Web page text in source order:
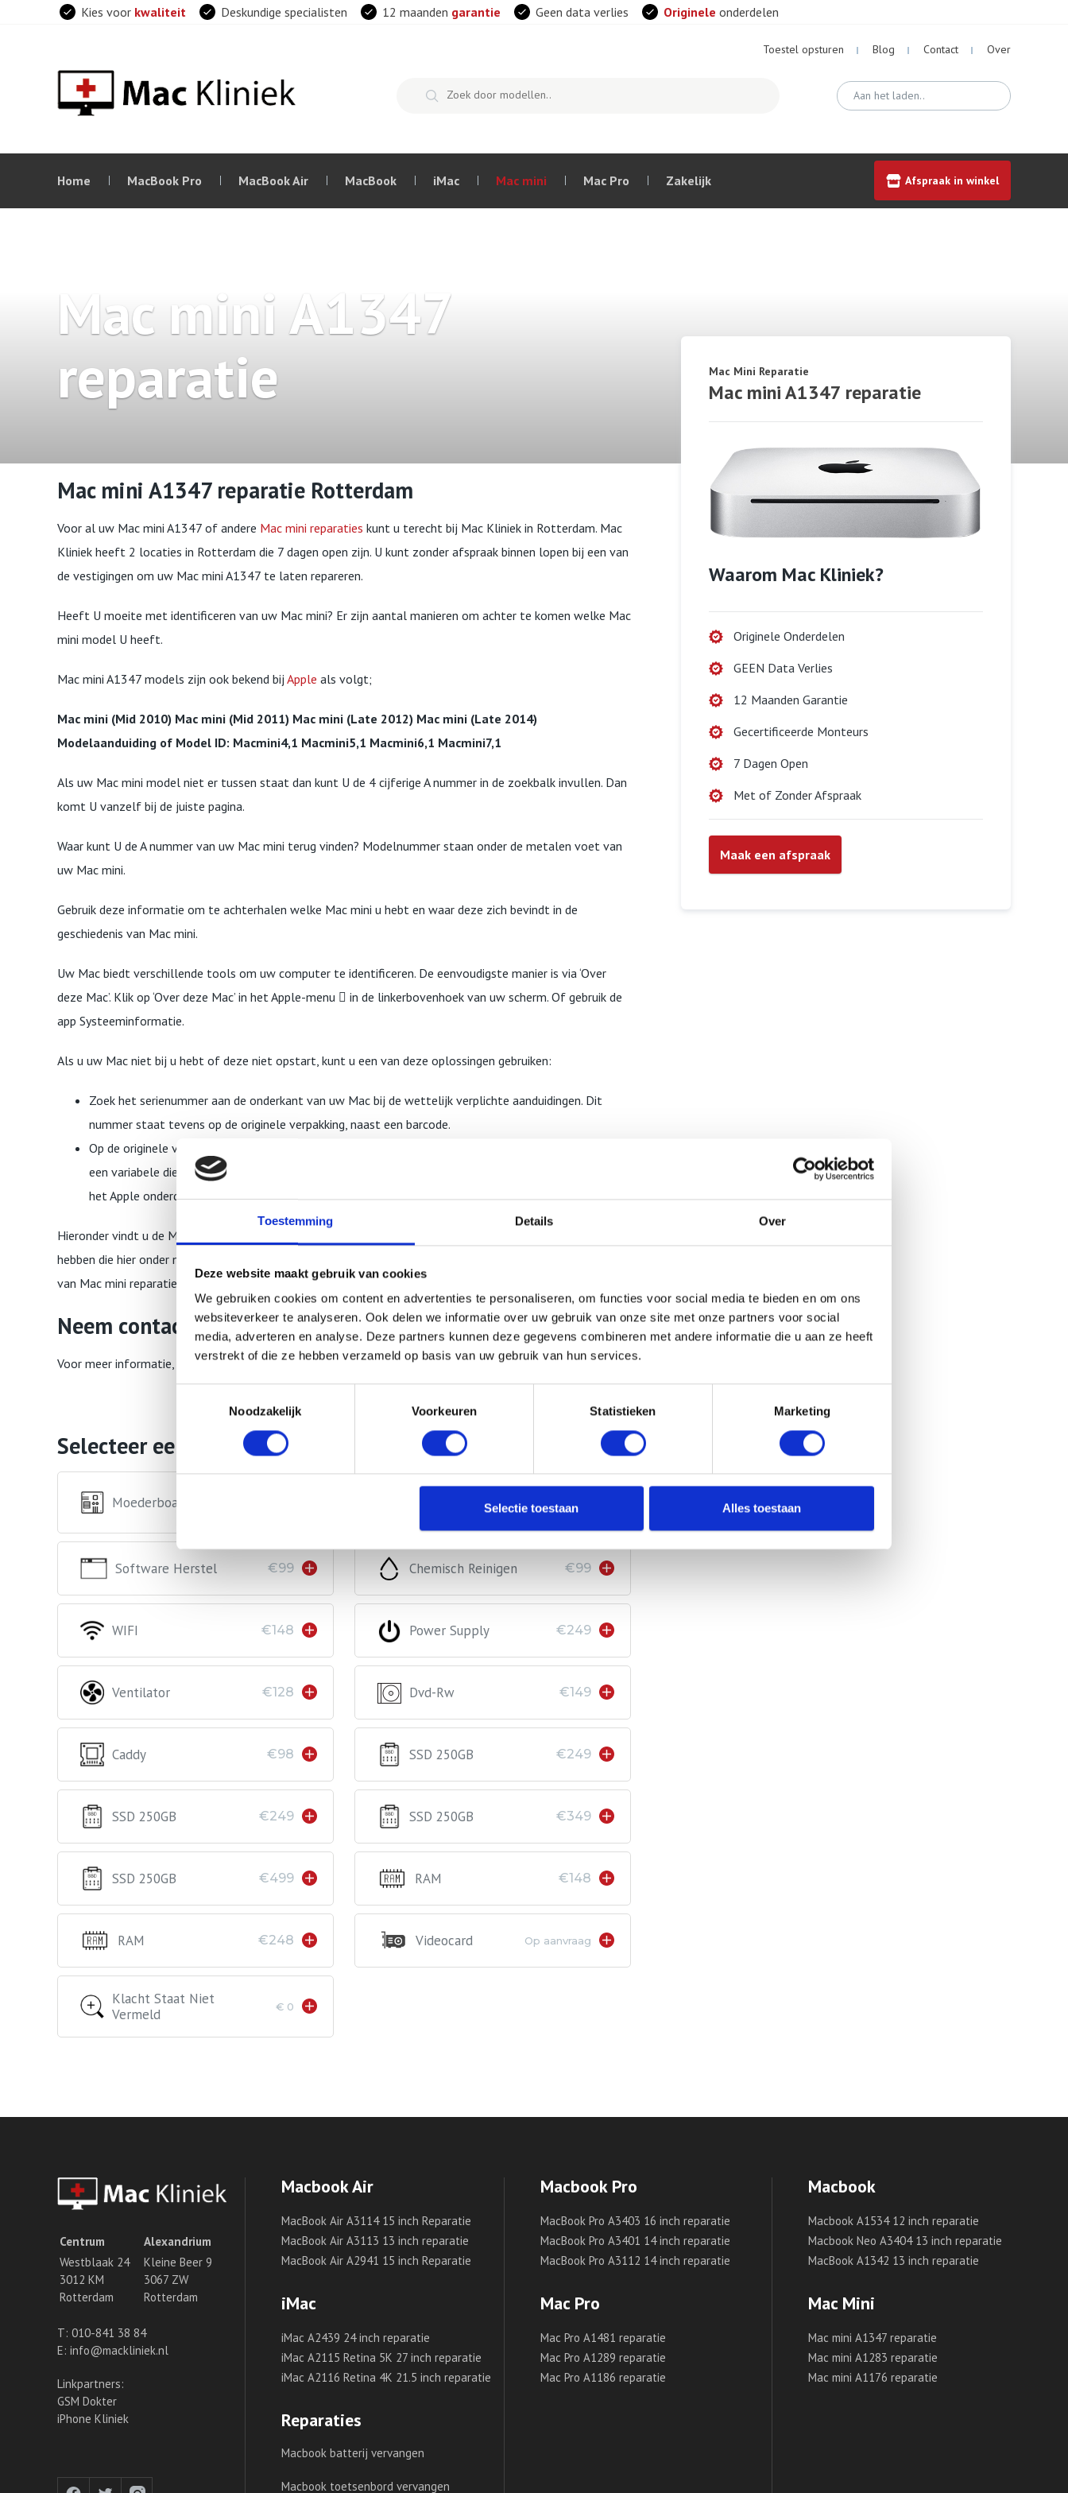
Toestemming Details Over
Deze website maakt gebruik van cookies
We gebruiken cookies om content en advertenties te personaliseren, om functies voor social media te bieden en om ons
websiteverkeer te analyseren. Ook delen we informatie over uw gebruik van onze site met onze partners voor social
media, adverteren en analyse. Deze partners kunnen deze gegevens combineren met andere informatie die u aan ze heeft
verstrekt of die ze hebben verzameld op basis van uw gebruik van hun services.
Noodzakelijk
Voorkeuren Statistieken Marketing
Selectie toestaan Alles toestaan
Kies voor kwaliteit Deskundige specialisten 12 maanden garantie Geen data verlies Originele onderdelen
Toestel opsturen Blog Contact Over
Home MacBook Pro MacBook Air MacBook iMac Mac mini Mac Pro Zakelijk Afspraak in winkel
Mac mini A1347
reparatie
Mac Mini Reparatie
Mac mini A1347 reparatie
Waarom Mac Kliniek?
Originele Onderdelen
GEEN Data Verlies
12 Maanden Garantie
Gecertificeerde Monteurs
7 Dagen Open
Met of Zonder Afspraak
Maak een afspraak
Mac mini A1347 reparatie Rotterdam
Voor al uw Mac mini A1347 of andere Mac mini reparaties kunt u terecht bij Mac Kliniek in Rotterdam. Mac
Kliniek heeft 2 locaties in Rotterdam die 7 dagen open zijn. U kunt zonder afspraak binnen lopen bij een van
de vestigingen om uw Mac mini A1347 te laten repareren.
Heeft U moeite met identificeren van uw Mac mini? Er zijn aantal manieren om achter te komen welke Mac
mini model U heeft.
Mac mini A1347 models zijn ook bekend bij Apple als volgt;
Mac mini (Mid 2010) Mac mini (Mid 2011) Mac mini (Late 2012) Mac mini (Late 2014)
Modelaanduiding of Model ID: Macmini4,1 Macmini5,1 Macmini6,1 Macmini7,1
Als uw Mac mini model niet er tussen staat dan kunt U de 4 cijferige A nummer in de zoekbalk invullen. Dan
komt U vanzelf bij de juiste pagina.
Waar kunt U de A nummer van uw Mac mini terug vinden? Modelnummer staan onder de metalen voet van
uw Mac mini.
Gebruik deze informatie om te achterhalen welke Mac mini u hebt en waar deze zich bevindt in de
geschiedenis van Mac mini.
Uw Mac biedt verschillende tools om uw computer te identificeren. De eenvoudigste manier is via ‘Over
deze Mac’. Klik op ‘Over deze Mac’ in het Apple-menu  in de linkerbovenhoek van uw scherm. Of gebruik de
app Systeeminformatie.
Als u uw Mac niet bij u hebt of deze niet opstart, kunt u een van deze oplossingen gebruiken:
Zoek het serienummer aan de onderkant van uw Mac bij de wettelijk verplichte aanduidingen. Dit
nummer staat tevens op de originele verpakking, naast een barcode.
Op de originele verpakking vindt u wellicht ook een Apple onderdeelnummer zoals MMQA2xx/A (‘xx’ is
een variabele die verschilt per land of regio). Zoek in onderstaande lijst het nummer dat gelijk is aan
het Apple onderdeelnummer om uw model te vinden.
Hieronder vindt u de Mac mini A1347 reparatie tarieven die het meeste voorkomen. Mocht u een reparatie
hebben die hier onder niet is vermeld, dan kunt u een
van Mac mini reparatie.
Neem contact met ons op!
Voor meer informatie, bel ons op 010 841 38 84 of stuur een email viainfo@mackliniek.nl .
Selecteer een reparatie
Moederboard €49
Software Herstel €99 Chemisch Reinigen €99
WIFI €148 Power Supply €249
Ventilator €128 Dvd-Rw €149
Caddy €98 SSD 250GB €249
SSD 250GB €249 SSD 250GB €349
SSD 250GB €499 RAM €148
RAM €248 Videocard Op aanvraag
Klacht Staat Niet
Vermeld
€ 0
Centrum
Alexandrium
Westblaak 24
3012 KM
Rotterdam
Kleine Beer 9
3067 ZW
Rotterdam
T: 010-841 38 84
E: info@mackliniek.nl
Linkpartners:
GSM Dokter
iPhone Kliniek
Macbook Air
MacBook Air A3114 15 inch Reparatie
MacBook Air A3113 13 inch reparatie
MacBook Air A2941 15 inch Reparatie
iMac
iMac A2439 24 inch reparatie
iMac A2115 Retina 5K 27 inch reparatie
iMac A2116 Retina 4K 21.5 inch reparatie
Reparaties
Macbook batterij vervangen
Macbook toetsenbord vervangen
Macbook Pro
MacBook Pro A3403 16 inch reparatie
MacBook Pro A3401 14 inch reparatie
MacBook Pro A3112 14 inch reparatie
Mac Pro
Mac Pro A1481 reparatie
Mac Pro A1289 reparatie
Mac Pro A1186 reparatie
Macbook
Macbook A1534 12 inch reparatie
Macbook Neo A3404 13 inch reparatie
MacBook A1342 13 inch reparatie
Mac Mini
Mac mini A1347 reparatie
Mac mini A1283 reparatie
Mac mini A1176 reparatie